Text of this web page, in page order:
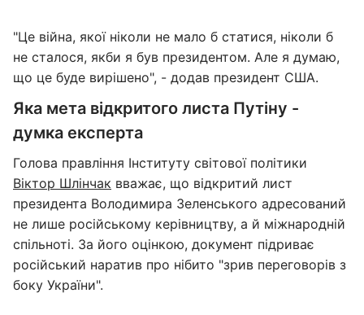
"Це війна, якої ніколи не мало б статися, ніколи б
не сталося, якби я був президентом. Але я думаю,
що це буде вирішено", - додав президент США.
Яка мета відкритого листа Путіну -
думка експерта
Голова правління Інституту світової політики
Віктор Шлінчак вважає, що відкритий лист
президента Володимира Зеленського адресований
не лише російському керівництву, а й міжнародній
спільноті. За його оцінкою, документ підриває
російський наратив про нібито "зрив переговорів з
боку України".